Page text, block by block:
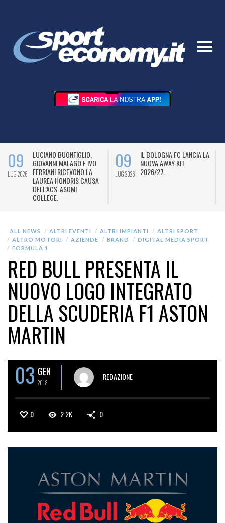
09
LUG 2026
LUCIANO BUONFIGLIO,
GIOVANNI MALAGÒ E IVO
FERRIANI RICEVONO LA
LAUREA HONORIS CAUSA
DELL’ACS-ASOMI
COLLEGE.
09
LUG 2026
IL BOLOGNA FC LANCIA LA
NUOVA AWAY KIT
2026/27.
ALL NEWS ALTRI EVENTI ALTRI IMPIANTI
ALTRI SPORT
ALTRO MOTORI
AZIENDE BRAND
DIGITAL MEDIA SPORT
FORMULA 1
RED BULL PRESENTA IL
NUOVO LOGO INTEGRATO
DELLA SCUDERIA F1 ASTON
MARTIN
03 GEN
2018
REDAZIONE
0 2.2K 0